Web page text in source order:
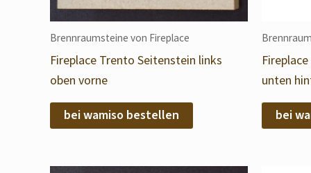
Brennraumsteine von Fireplace
Fireplace Trento Seitenstein links
oben vorne
bei wamiso bestellen
unten
bei